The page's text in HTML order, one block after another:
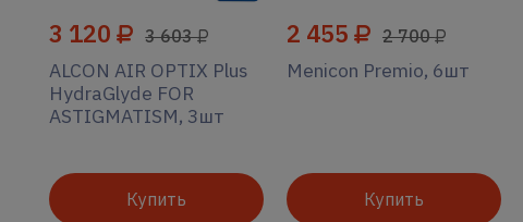
3 120 3 603
ALCON AIR OPTIX Plus
HydraGlyde FOR
ASTIGMATISM, 3шт
Купить
2 455 2 700
Menicon Premio, 6шт
Купить